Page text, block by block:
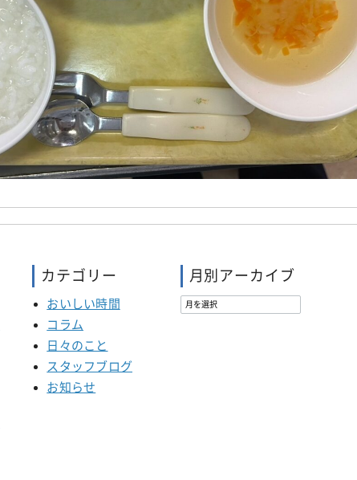
カテゴリー
おいしい時間
コラム
日々のこと
スタッフブログ
お知らせ
月別アーカイブ